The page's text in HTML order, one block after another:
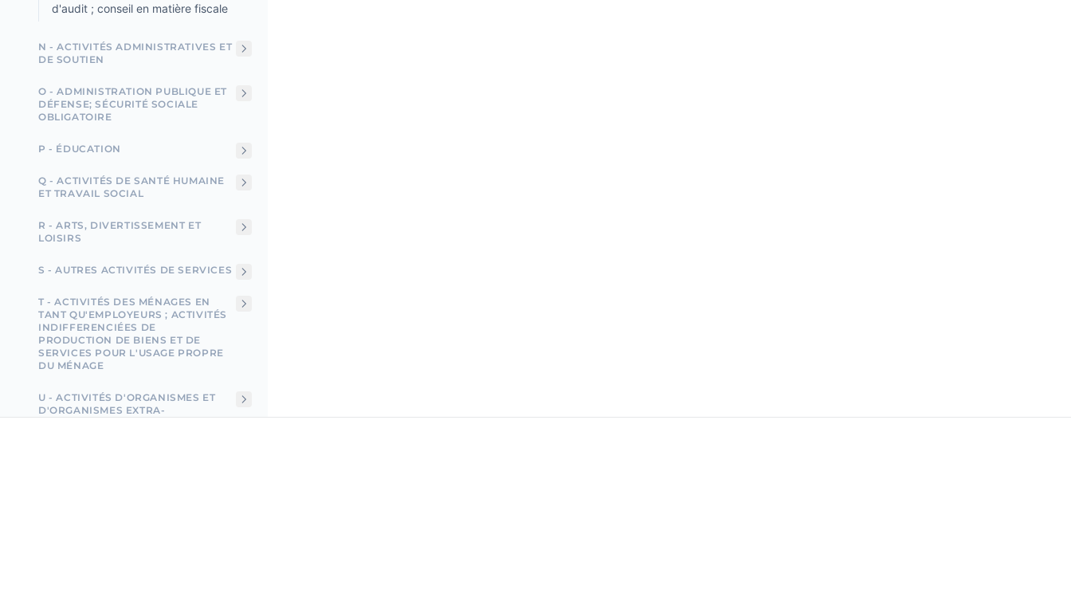
d'audit ; conseil en matière fiscale
N - ACTIVITÉS ADMINISTRATIVES ET
DE SOUTIEN
O - ADMINISTRATION PUBLIQUE ET
DÉFENSE; SÉCURITÉ SOCIALE
OBLIGATOIRE
P - ÉDUCATION
Q - ACTIVITÉS DE SANTÉ HUMAINE
ET TRAVAIL SOCIAL
R - ARTS, DIVERTISSEMENT ET
LOISIRS
S - AUTRES ACTIVITÉS DE SERVICES
T - ACTIVITÉS DES MÉNAGES EN
TANT QU'EMPLOYEURS ; ACTIVITÉS
INDIFFERENCIÉES DE
PRODUCTION DE BIENS ET DE
SERVICES POUR L'USAGE PROPRE
DU MÉNAGE
U - ACTIVITÉS D'ORGANISMES ET
D'ORGANISMES EXTRA-